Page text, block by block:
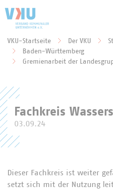
VKU-Startseite Der VKU
Baden-Württemberg
Gremienarbeit der
Fachkreis
03.09.24
Dieser Fachkreis ist weiter
setzt sich mit der Nutzung